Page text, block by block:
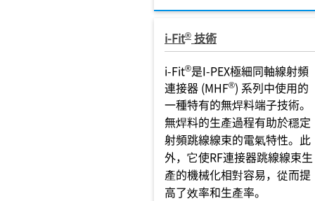
i-Fit® 技術
i-Fit®是I-PEX極細同軸線射頻
連接器 (MHF®) 系列中使用的
一種特有的無焊料端子技術。
無焊料的生產過程有助於穩定
射頻跳線線束的電氣特性。此
外，它使RF連接器跳線線束生
產的機械化相對容易，從而提
高了效率和生產率。